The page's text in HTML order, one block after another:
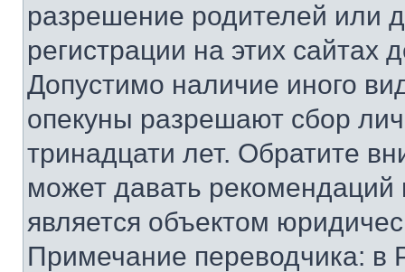
разрешение родителей или
регистрации на этих сайтах
Допустимо наличие иного
опекуны разрешают сбор
тринадцати лет. Обратите
может давать
является объектом
Примечание переводчика: в